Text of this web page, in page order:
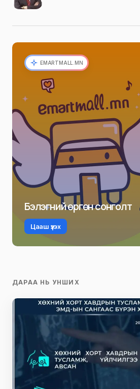
EMARTMALL.MN
Бэлэгний өргөн сонголт
Цааш үзэх
ДАРАА НЬ УНШИХ